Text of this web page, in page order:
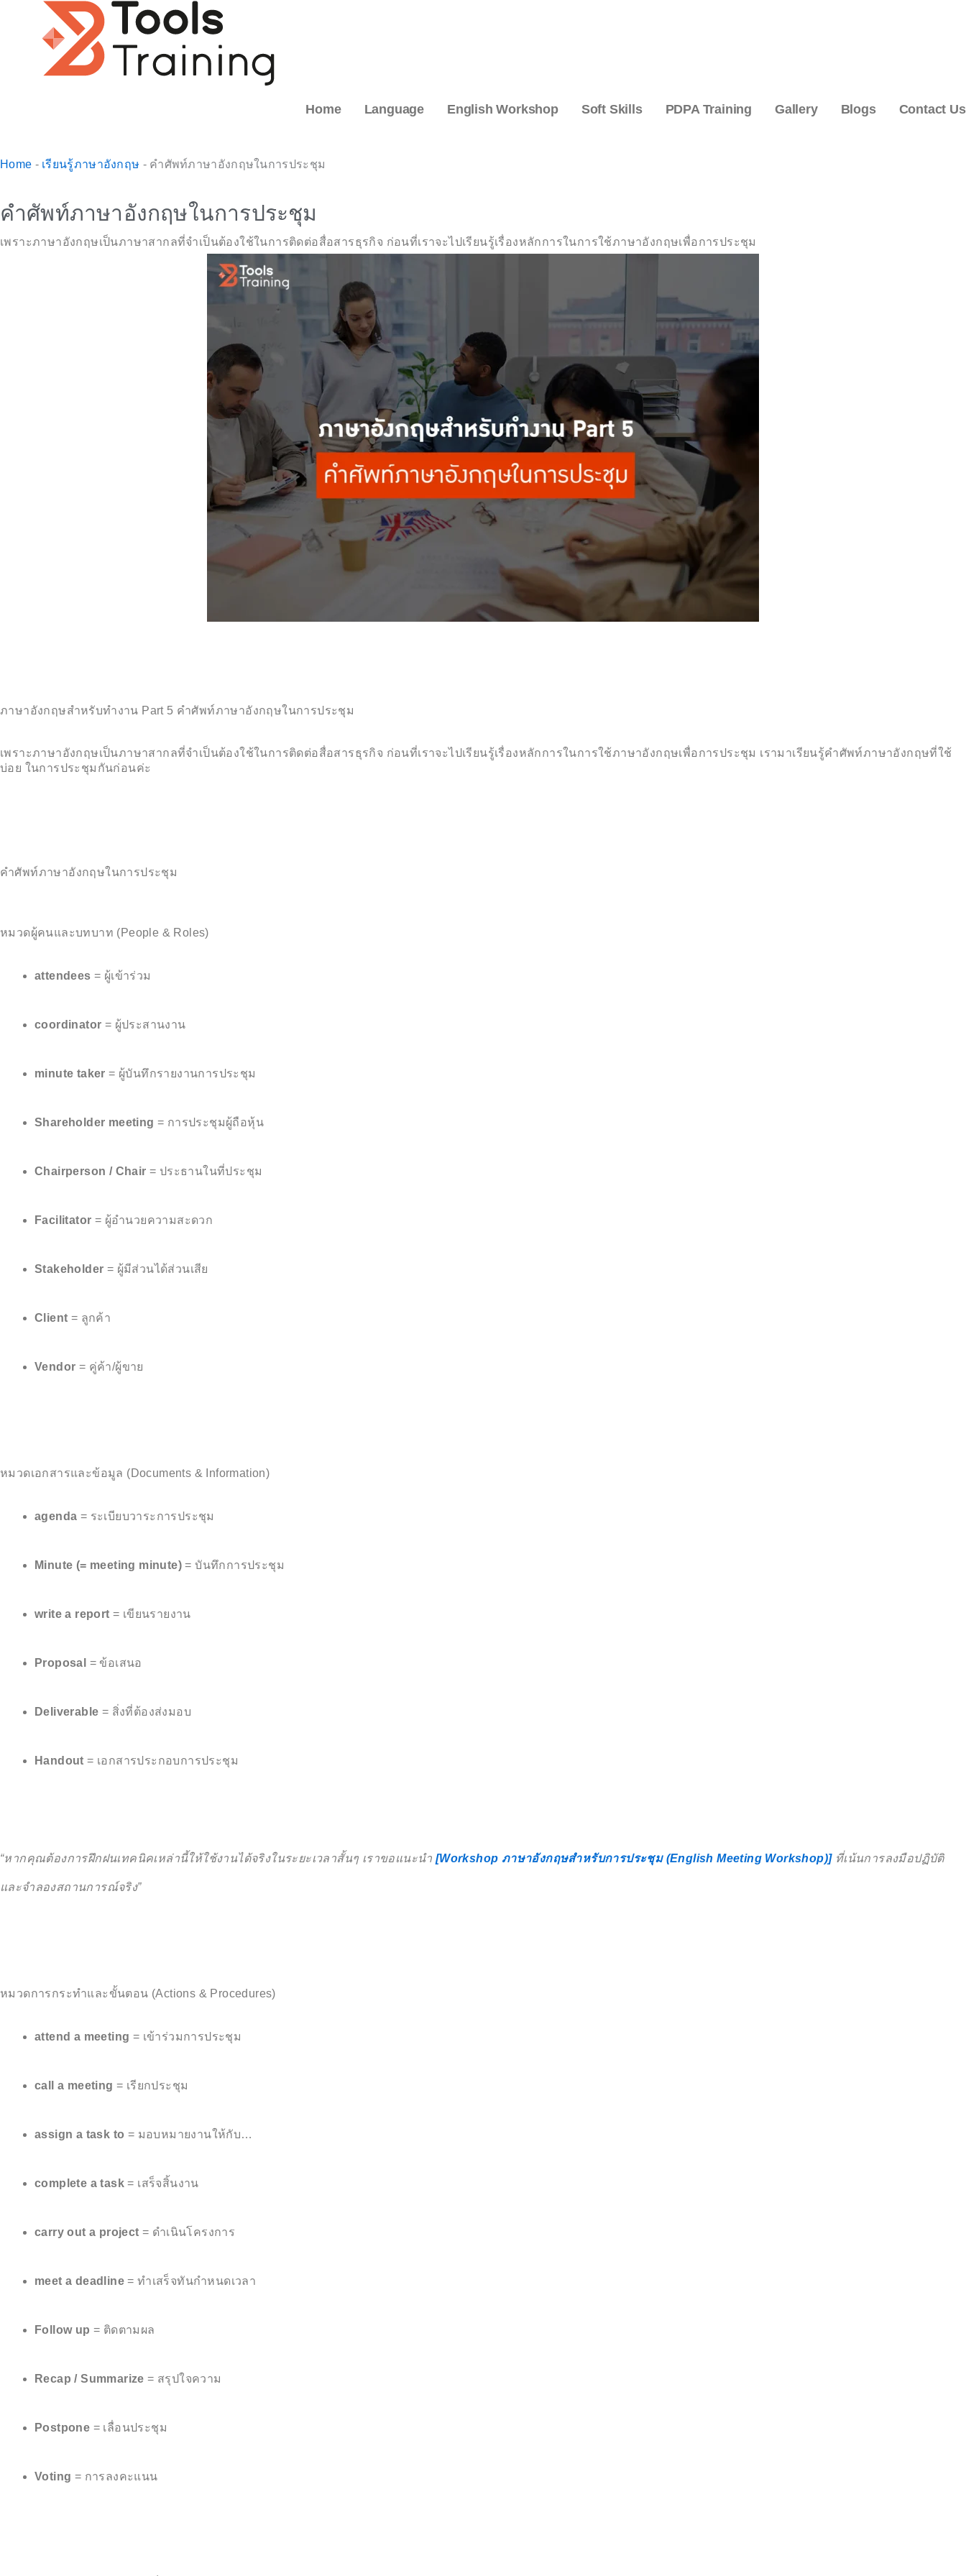
Home Language English Workshop Soft Skills PDPA Training Gallery Blogs Contact Us
Home - เรียนรู้ภาษาอังกฤษ - คำศัพท์ภาษาอังกฤษในการประชุม
คำศัพท์ภาษาอังกฤษในการประชุม
เพราะภาษาอังกฤษเป็นภาษาสากลที่จำเป็นต้องใช้ในการติดต่อสื่อสารธุรกิจ ก่อนที่เราจะไปเรียนรู้เรื่องหลักการในการใช้ภาษาอังกฤษเพื่อการประชุม
ภาษาอังกฤษสำหรับทำงาน Part 5 คำศัพท์ภาษาอังกฤษในการประชุม
เพราะภาษาอังกฤษเป็นภาษาสากลที่จำเป็นต้องใช้ในการติดต่อสื่อสารธุรกิจ ก่อนที่เราจะไปเรียนรู้เรื่องหลักการในการใช้ภาษาอังกฤษเพื่อการประชุม เรามาเรียนรู้คำศัพท์ภาษาอังกฤษที่ใช้
บ่อย ในการประชุมกันก่อนค่ะ
คำศัพท์ภาษาอังกฤษในการประชุม
หมวดผู้คนและบทบาท (People & Roles)
attendees = ผู้เข้าร่วม
coordinator = ผู้ประสานงาน
minute taker = ผู้บันทึกรายงานการประชุม
Shareholder meeting = การประชุมผู้ถือหุ้น
Chairperson / Chair = ประธานในที่ประชุม
Facilitator = ผู้อำนวยความสะดวก
Stakeholder = ผู้มีส่วนได้ส่วนเสีย
Client = ลูกค้า
Vendor = คู่ค้า/ผู้ขาย
หมวดเอกสารและข้อมูล (Documents & Information)
agenda = ระเบียบวาระการประชุม
Minute (= meeting minute) = บันทึกการประชุม
write a report = เขียนรายงาน
Proposal = ข้อเสนอ
Deliverable = สิ่งที่ต้องส่งมอบ
Handout = เอกสารประกอบการประชุม
“หากคุณต้องการฝึกฝนเทคนิคเหล่านี้ให้ใช้งานได้จริงในระยะเวลาสั้นๆ เราขอแนะนำ [Workshop ภาษาอังกฤษสำหรับการประชุม (English Meeting Workshop)]ที่เน้นการลงมือปฏิบัติ
และจำลองสถานการณ์จริง”
หมวดการกระทำและขั้นตอน (Actions & Procedures)
attend a meeting = เข้าร่วมการประชุม
call a meeting = เรียกประชุม
assign a task to = มอบหมายงานให้กับ…
complete a task = เสร็จสิ้นงาน
carry out a project = ดำเนินโครงการ
meet a deadline = ทำเสร็จทันกำหนดเวลา
Follow up = ติดตามผล
Recap / Summarize = สรุปใจความ
Postpone = เลื่อนประชุม
Voting = การลงคะแนน